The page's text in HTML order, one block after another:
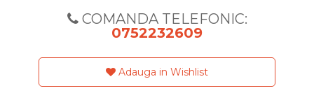
COMANDA TELEFONIC:
0752232609
Adauga in Wishlist